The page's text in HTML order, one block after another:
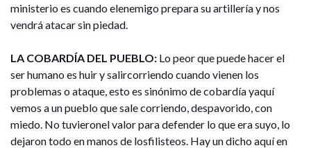
ministerio es cuando elenemigo prepara su artillería y nos
vendrá atacar sin piedad.
LA COBARDÍA DEL PUEBLO: Lo peor que puede hacer el
ser humano es huir y salircorriendo cuando vienen los
problemas o ataque, esto es sinónimo de cobardía yaquí
vemos a un pueblo que sale corriendo, despavorido, con
miedo. No tuvieronel valor para defender lo que era suyo, lo
dejaron todo en manos de losfilisteos. Hay un dicho aquí en